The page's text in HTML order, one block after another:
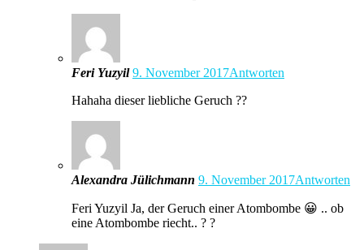
Feri Yuzyil 9. November 2017Antworten
Hahaha dieser liebliche Geruch ??
Alexandra Jülichmann 9. November 2017Antworten
Feri Yuzyil Ja, der Geruch einer Atombombe 😀 .. ob
eine Atombombe riecht.. ? ?